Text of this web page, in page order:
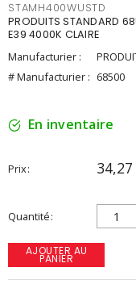
STAMH400WUSTD
PRODUITS STANDARD
E39 4000K CLAIRE
Manufacturier :
# Manufacturier : 68500
En inventaire
Prix 34,27
Quantité
AJOUTER AU
PANIER